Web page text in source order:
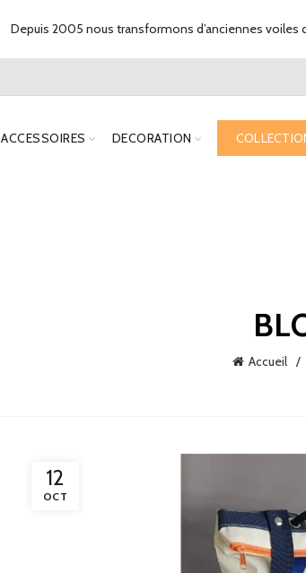
ACCESSOIRES DECORATION
Accueil
12
OCT
Depuis 2005 nous transformons d’anciennes